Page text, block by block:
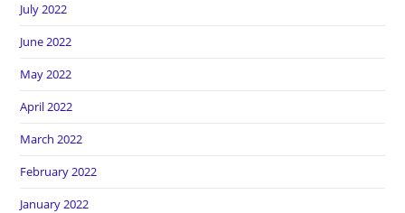
July 2022
June 2022
May 2022
April 2022
March 2022
February 2022
January 2022